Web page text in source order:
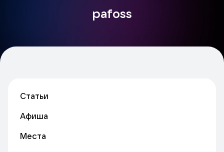
pafoss
Статьи
Афиша
Места